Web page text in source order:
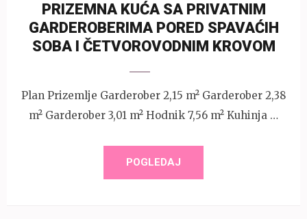
PRIZEMNA KUĆA SA PRIVATNIM
GARDEROBERIMA PORED SPAVAĆIH
SOBA I ČETVOROVODNIM KROVOM
Plan Prizemlje Garderober 2,15 m² Garderober 2,38
m² Garderober 3,01 m² Hodnik 7,56 m² Kuhinja …
POGLEDAJ